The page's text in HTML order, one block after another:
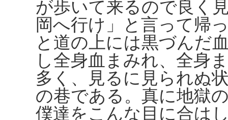
が歩いて来るので良く
岡へ行け」と言って帰
と道の上には黒づんだ
し全身血まみれ、全身
多く、見るに見られぬ
の巷である。真に地獄
僕達をこんな目に合は